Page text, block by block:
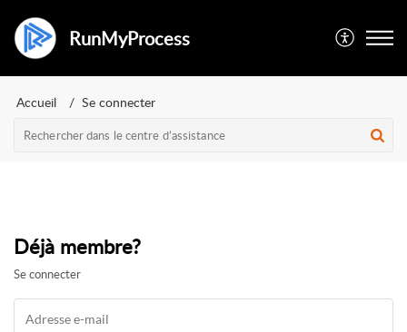
RunMyProcess
Accueil Se connecter
Déjà membre?
Se connecter